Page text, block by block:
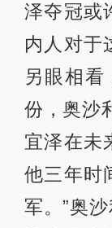
泽夺冠或
内人对于
另眼相看
份，奥沙
宜泽在未
他三年时
军。”奥